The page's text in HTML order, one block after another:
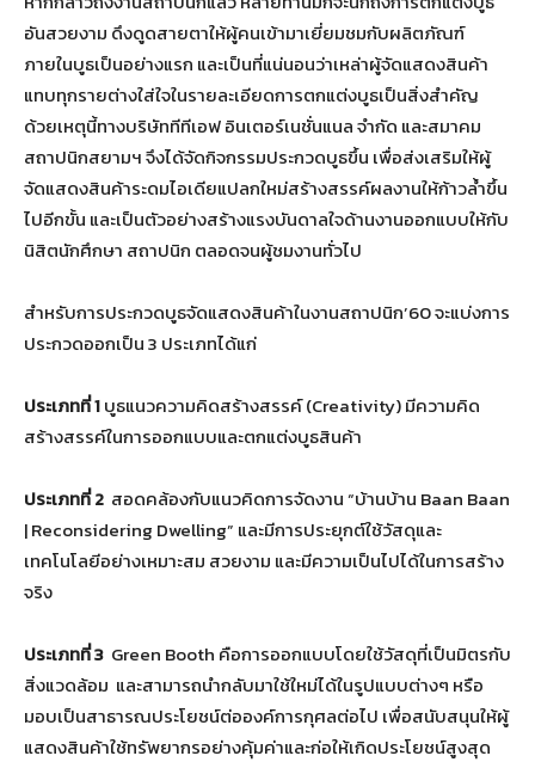
อันสวยงาม ดึงดูดสายตาให้ผู้คนเข้ามาเยี่ยมชมกับผลิตภัณฑ์
ภายในบูธเป็นอย่างแรก และเป็นที่แน่นอนว่าเหล่าผู้จัดแสดงสินค้า
แทบทุกรายต่างใส่ใจในรายละเอียดการตกแต่งบูธเป็นสิ่งสำคัญ
ด้วยเหตุนี้ทางบริษัททีทีเอฟ อินเตอร์เนชั่นแนล จำกัด และสมาคม
สถาปนิกสยามฯ จึงได้จัดกิจกรรมประกวดบูธขึ้น เพื่อส่งเสริมให้ผู้
จัดแสดงสินค้าระดมไอเดียแปลกใหม่สร้างสรรค์ผลงานให้ก้าวล้ำขึ้น
ไปอีกขั้น และเป็นตัวอย่างสร้างแรงบันดาลใจด้านงานออกแบบให้กับ
นิสิตนักศึกษา สถาปนิก ตลอดจนผู้ชมงานทั่วไป
สำหรับการประกวดบูธจัดแสดงสินค้าในงานสถาปนิก’60 จะแบ่งการ
ประกวดออกเป็น 3 ประเภทได้แก่
ประเภทที่ 1บูธแนวความคิดสร้างสรรค์ (Creativity) มีความคิด
สร้างสรรค์ในการออกแบบและตกแต่งบูธสินค้า
ประเภทที่ 2 สอดคล้องกับแนวคิดการจัดงาน “บ้านบ้าน Baan Baan
| Reconsidering Dwelling” และมีการประยุกต์ใช้วัสดุและ
เทคโนโลยีอย่างเหมาะสม สวยงาม และมีความเป็นไปได้ในการสร้าง
จริง
ประเภทที่ 3 Green Booth คือการออกแบบโดยใช้วัสดุที่เป็นมิตรกับ
สิ่งแวดล้อม และสามารถนำกลับมาใช้ใหม่ได้ในรูปแบบต่างๆ หรือ
มอบเป็นสาธารณประโยชน์ต่อองค์การกุศลต่อไป เพื่อสนับสนุนให้ผู้
แสดงสินค้าใช้ทรัพยากรอย่างคุ้มค่าและก่อให้เกิดประโยชน์สูงสุด